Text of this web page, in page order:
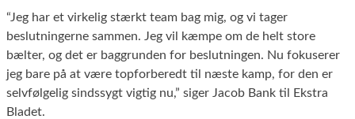
“Jeg har et virkelig stærkt team bag mig, og vi tager
beslutningerne sammen. Jeg vil kæmpe om de helt store
bælter, og det er baggrunden for beslutningen. Nu fokuserer
jeg bare på at være topforberedt til næste kamp, for den er
selvfølgelig sindssygt vigtig nu,” siger Jacob Bank til Ekstra
Bladet.